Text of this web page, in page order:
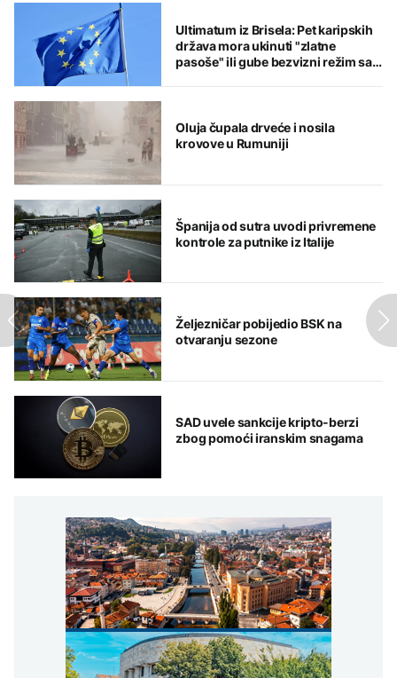
Ultimatum iz Brisela: Pet karipskih
država mora ukinuti "zlatne
pasoše" ili gube bezvizni režim sa
Oluja čupala drveće i nosila
krovove u Rumuniji
Španija od sutra uvodi privremene
kontrole za putnike iz Italije
Željezničar pobijedio BSK na
otvaranju sezone
SAD uvele sankcije kripto-berzi
zbog pomoći iranskim snagama